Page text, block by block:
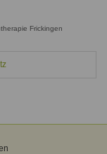
Frickingen